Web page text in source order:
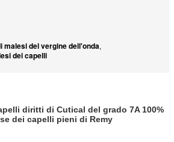
malesi del vergine dell'onda,
dei capelli
diritti di Cutical del grado 7A 100%
dei capelli pieni di Remy